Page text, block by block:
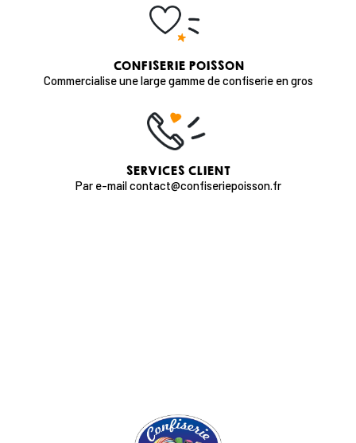
CONFISERIE POISSON
Commercialise une large gamme de confiserie en gros
SERVICES CLIENT
Par e-mail contact@confiseriepoisson.fr